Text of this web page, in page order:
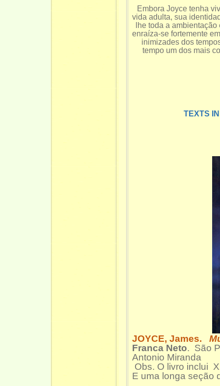
Embora Joyce tenha
vida adulta, sua
lhe toda a
enraíza-se fortemente
inimizades dos
tempo um dos mais
TEXTS
JOYCE, James.
Franca Neto. São
Antonio Miranda
Obs. O livro inclui
E uma longa seção